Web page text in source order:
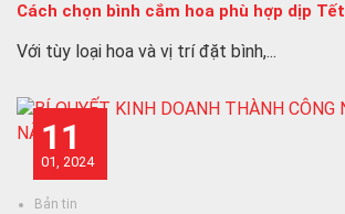
Cách chọn bình cắm hoa phù hợp dịp Tết
Với tùy loại hoa và vị trí đặt bình,...
11
01, 2024
Bản tin